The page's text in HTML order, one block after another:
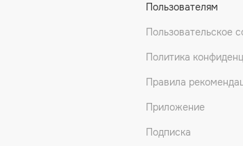
Пользователям
Пользовательское
Политика
Правила
Приложение
Подписка